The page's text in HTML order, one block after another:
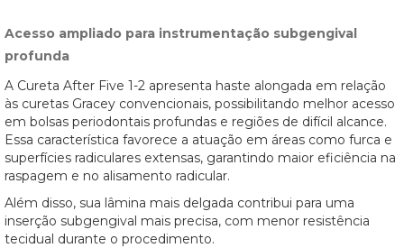
Acesso ampliado para instrumentação subgengival
profunda
A Cureta After Five 1-2 apresenta haste alongada em relação
às curetas Gracey convencionais, possibilitando melhor acesso
em bolsas periodontais profundas e regiões de difícil alcance.
Essa característica favorece a atuação em áreas como furca e
superfícies radiculares extensas, garantindo maior eficiência na
raspagem e no alisamento radicular.
Além disso, sua lâmina mais delgada contribui para uma
inserção subgengival mais precisa, com menor resistência
tecidual durante o procedimento.